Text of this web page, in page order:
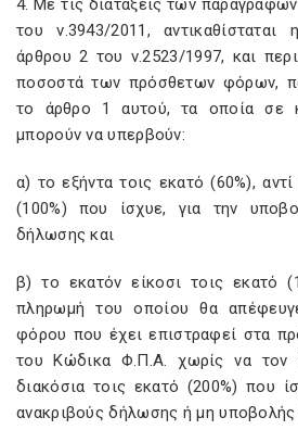
4. Με τις διατάξεις των
του ν.3943/2011,
άρθρου 2 του ν.2523/1997, και
ποσοστά των πρόσθετων φόρων,
το άρθρο 1 αυτού, τα οποία σε
μπορούν να υπερβούν:
α) το εξήντα τοις εκατό (60%),
(100%) που ίσχυε, για την
δήλωσης και
β) το εκατόν είκοσι τοις εκατό
πληρωμή του οποίου θα
φόρου που έχει επιστραφεί στα
του Κώδικα Φ.Π.Α. χωρίς να τον
διακόσια τοις εκατό (200%) που
ανακριβούς δήλωσης ή μη